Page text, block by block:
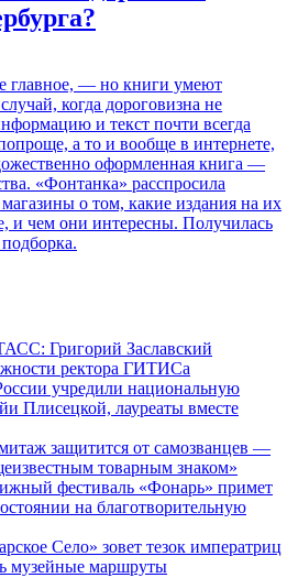
главное, — но книги умеют
когда дороговизна не
и текст почти всегда
а то и вообще в интернете,
оформленная книга —
«Фонтанка» расспросила
о том, какие издания на их
и чем они интересны. Получилась
Григорий Заславский
ректора ГИТИСа
учредили национальную
Плисецкой, лауреаты вместе
защитится от самозванцев —
товарным знаком»
фестиваль «Фонарь» примет
на благотворительную
Село» зовет тезок императриц
музейные маршруты